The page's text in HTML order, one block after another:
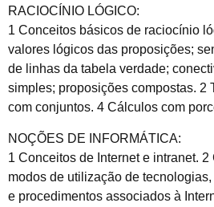
RACIOCÍNIO LÓGICO:
1 Conceitos básicos de raciocínio
valores lógicos das proposições;
de linhas da tabela verdade;
simples; proposições compostas. 2
com conjuntos. 4 Cálculos com
NOÇÕES DE INFORMÁTICA:
1 Conceitos de Internet e intranet.
modos de utilização de
e procedimentos associados à